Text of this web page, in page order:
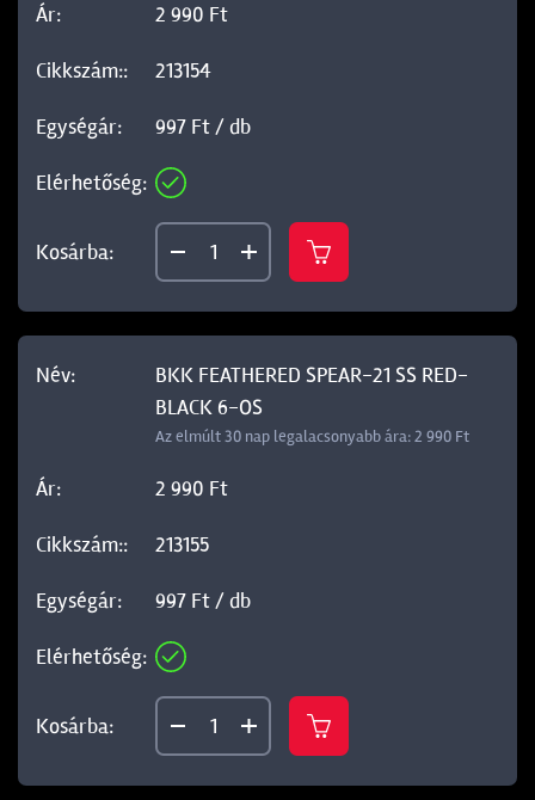
2 990 Ft
213154
997 Ft / db
BKK FEATHERED SPEAR-21 SS RED-
BLACK 6-OS
Az elmúlt 30 nap legalacsonyabb ára: 2 990 Ft
2 990 Ft
213155
997 Ft / db